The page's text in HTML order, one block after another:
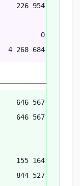
226 954
0
4 268 684
646 567
646 567
155 164
844 527